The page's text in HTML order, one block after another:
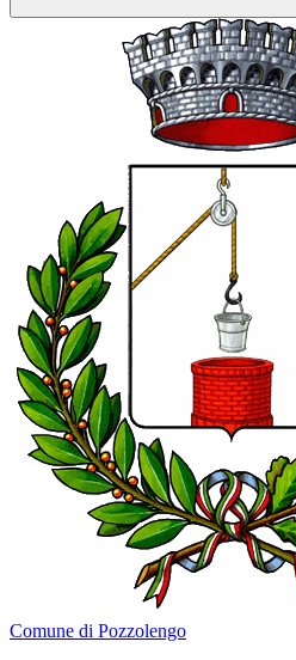
Comune di Pozzolengo